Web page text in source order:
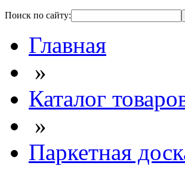
Поиск по сайту:
Главная
»
Каталог
»
Паркетная